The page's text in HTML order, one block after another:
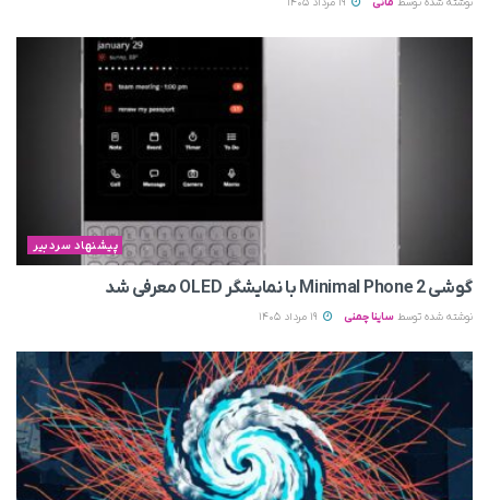
پیشنهاد سردبیر
گوشی Minimal Phone 2 با نمایشگر OLED معرفی شد
نوشته شده توسط ساینا چمنی